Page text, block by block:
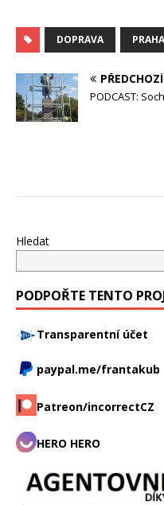
DOPRAVA PRAHA
PŘEDCHOZÍ
PODCAST:
Hledat
PODPOŘTE TENTO
Transparentní účet
paypal.me/frantakub
Patreon/incorrectCZ
HERO HERO